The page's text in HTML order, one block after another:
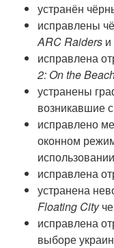
устранён
исправлены
ARC Raiders и
исправлена
2: On the
устранены
возникавшие
исправлено
оконном
исправлена
устранена
Floating City
исправлена
выборе